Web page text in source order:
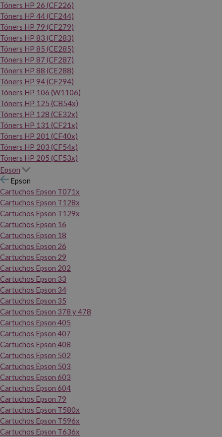
Tóners HP 26 (CF226)
Tóners HP 44 (CF244)
Tóners HP 79 (CF279)
Tóners HP 83 (CF283)
Tóners HP 85 (CE285)
Tóners HP 87 (CF287)
Tóners HP 88 (CE288)
Tóners HP 94 (CF294)
Tóners HP 106 (W1106)
Tóners HP 125 (CB54x)
Tóners HP 128 (CE32x)
Tóners HP 131 (CF21x)
Tóners HP 201 (CF40x)
Tóners HP 203 (CF54x)
Tóners HP 205 (CF53x)
Epson
Epson
Cartuchos Epson T071x
Cartuchos Epson T128x
Cartuchos Epson T129x
Cartuchos Epson 16
Cartuchos Epson 18
Cartuchos Epson 26
Cartuchos Epson 29
Cartuchos Epson 202
Cartuchos Epson 33
Cartuchos Epson 34
Cartuchos Epson 35
Cartuchos Epson 378 y 478
Cartuchos Epson 405
Cartuchos Epson 407
Cartuchos Epson 408
Cartuchos Epson 502
Cartuchos Epson 503
Cartuchos Epson 603
Cartuchos Epson 604
Cartuchos Epson 79
Cartuchos Epson T580x
Cartuchos Epson T596x
Cartuchos Epson T636x